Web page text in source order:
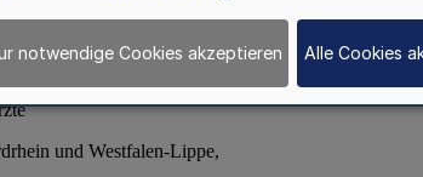
notwendige Cookies akzeptieren Alle Cookies